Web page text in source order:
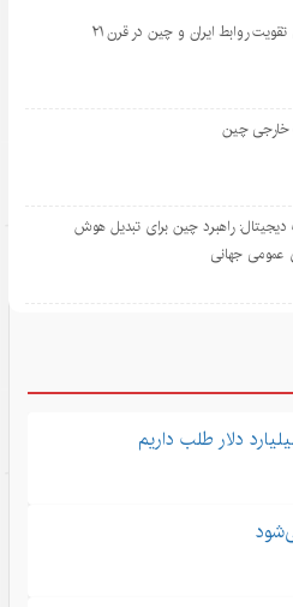
روابط ایران و چین در قرن ۲۱
خارجی چین
راهبرد چین برای تبدیل هوش
عمومی جهانی